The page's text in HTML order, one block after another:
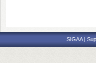
SIGAA |